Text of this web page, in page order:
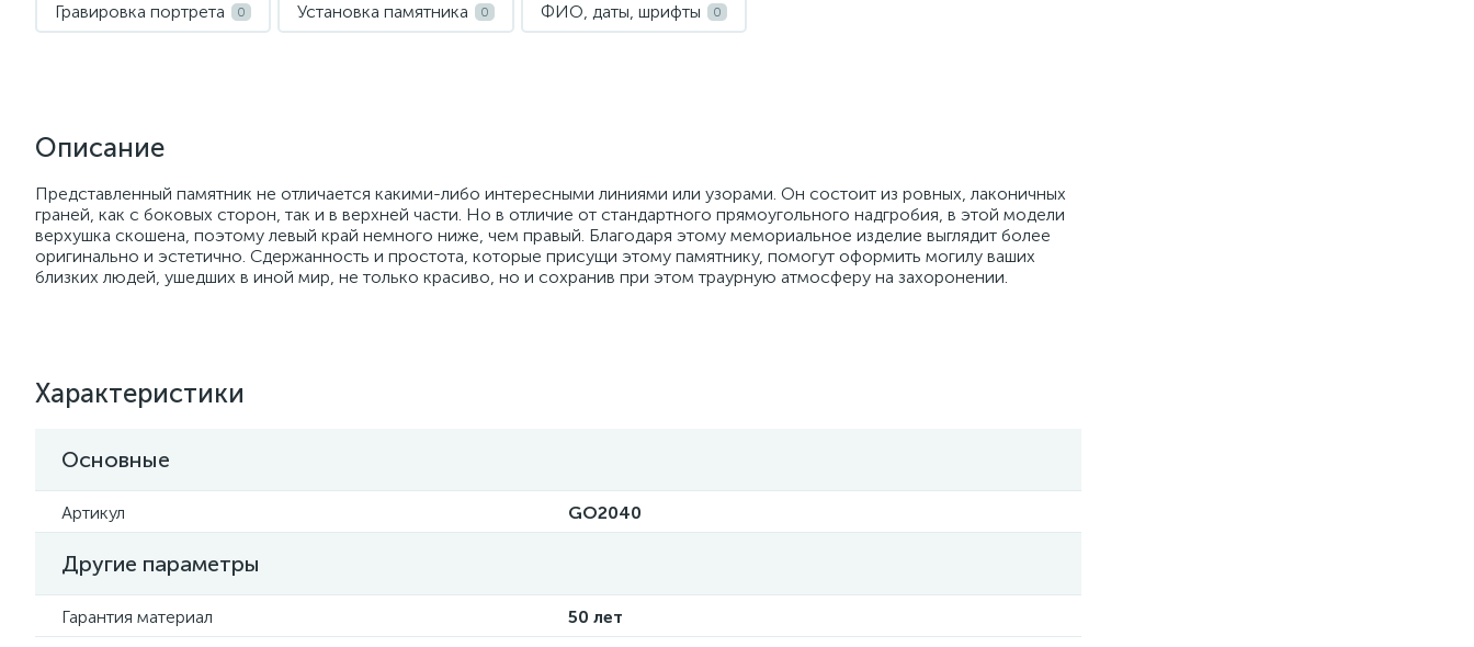
Гравировка портрета 0 Установка памятника 0 ФИО, даты, шрифты 0
Описание
Представленный памятник не отличается какими-либо интересными линиями или узорами. Он состоит из ровных, лаконичных
граней, как с боковых сторон, так и в верхней части. Но в отличие от стандартного прямоугольного надгробия, в этой модели
верхушка скошена, поэтому левый край немного ниже, чем правый. Благодаря этому мемориальное изделие выглядит более
оригинально и эстетично. Сдержанность и простота, которые присущи этому памятнику, помогут оформить могилу ваших
близких людей, ушедших в иной мир, не только красиво, но и сохранив при этом траурную атмосферу на захоронении.
Характеристики
Основные
Артикул GO2040
Другие параметры
Гарантия материал
50 лет